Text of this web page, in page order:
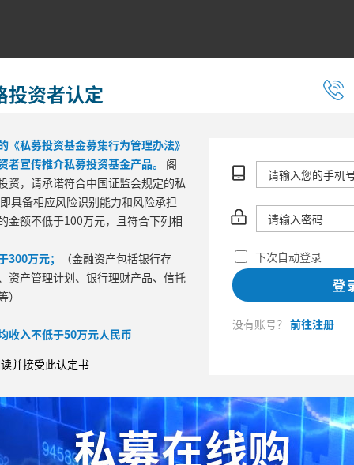
最大回撤
波
投资者认定
《私募投资基金募集行为管理办法》
宣传推介私募投资基金产品。
阁
资，请承诺符合中国证监会规定的私
具备相应风险识别能力和风险承担
金额不低于100万元，且符合下列相
300万元；
（金融资产包括银行存
资产管理计划、银行理财产品、信托
收入不低于50万元人民币
并接受此认定书
下次自动登录
登
没有账号？ 前往注册